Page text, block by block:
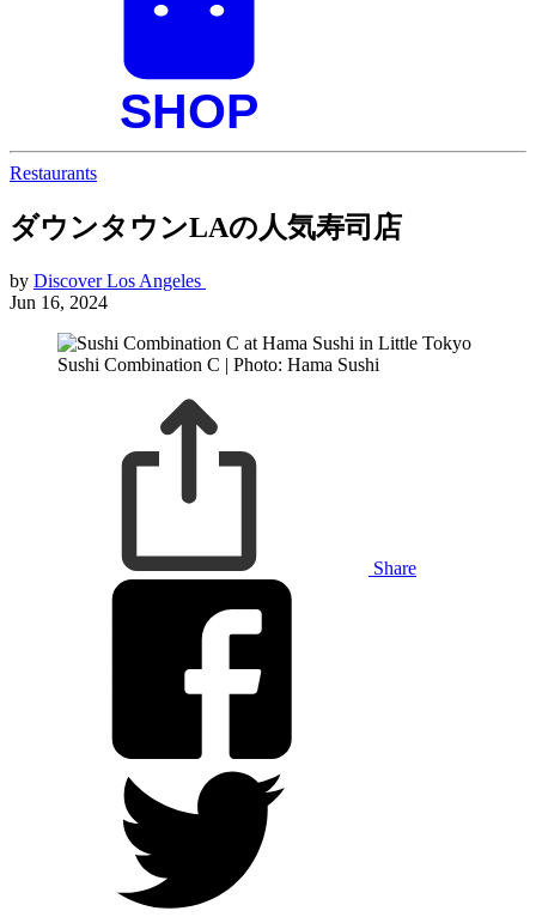
Restaurants
ダウンタウンLAの人気寿司店
by Discover Los Angeles
Jun 16, 2024
Sushi Combination C | Photo: Hama Sushi
Share